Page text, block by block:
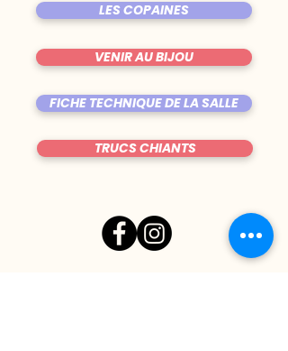
LES COPAINES
VENIR AU BIJOU
FICHE TECHNIQUE DE LA SALLE
TRUCS CHIANTS